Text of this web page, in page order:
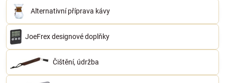
Alternativní příprava kávy
JoeFrex designové doplňky
Čištění, údržba